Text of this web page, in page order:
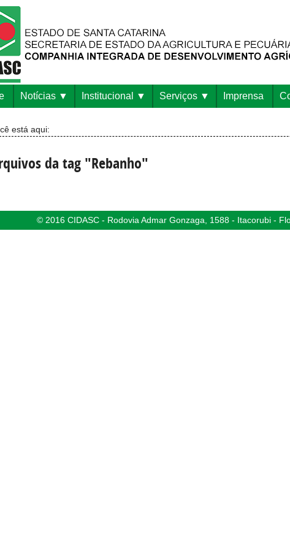
Notícias Institucional Serviços Imprensa
está aqui:
da tag "Rebanho"
© 2016 CIDASC - Rodovia Admar Gonzaga, 1588 - Itacorubi -